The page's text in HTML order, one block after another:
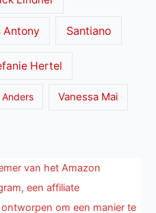
Antony Santiano
Hertel
Vanessa Mai
van het Amazon
een affiliate
om een manier te